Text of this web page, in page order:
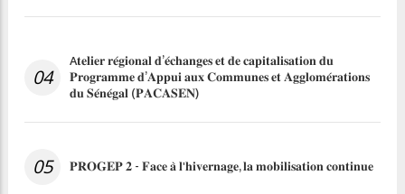
04
A𝐭𝐞𝐥𝐢𝐞𝐫 𝐫𝐞́𝐠𝐢𝐨𝐧𝐚𝐥 𝐝’𝐞́𝐜𝐡𝐚𝐧𝐠𝐞𝐬 𝐞𝐭 𝐝𝐞 𝐜𝐚𝐩𝐢𝐭𝐚𝐥𝐢𝐬𝐚𝐭𝐢𝐨𝐧 𝐝𝐮
𝐏𝐫𝐨𝐠𝐫𝐚𝐦𝐦𝐞 𝐝’𝐀𝐩𝐩𝐮𝐢 𝐚𝐮𝐱 𝐂𝐨𝐦𝐦𝐮𝐧𝐞𝐬 𝐞𝐭 𝐀𝐠𝐠𝐥𝐨𝐦𝐞́𝐫𝐚𝐭𝐢𝐨𝐧𝐬
𝐝𝐮 𝐒𝐞́𝐧𝐞́𝐠𝐚𝐥 (𝐏𝐀𝐂𝐀𝐒𝐄𝐍)
05 𝐏𝐑𝐎𝐆𝐄𝐏 𝟐 - 𝐅𝐚𝐜𝐞 𝐚̀ 𝐥'𝐡𝐢𝐯𝐞𝐫𝐧𝐚𝐠𝐞, 𝐥𝐚 𝐦𝐨𝐛𝐢𝐥𝐢𝐬𝐚𝐭𝐢𝐨𝐧 𝐜𝐨𝐧𝐭𝐢𝐧𝐮𝐞